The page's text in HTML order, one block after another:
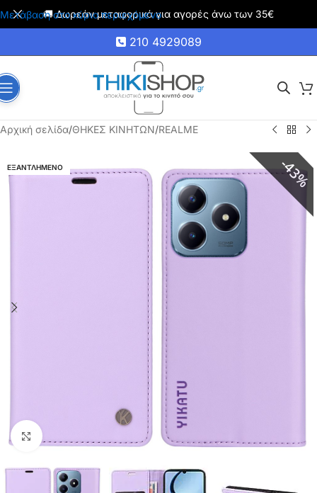
Μετάβαση στο κύριο περιεχόμενο
🚚 Δωρεάν μεταφορικά για αγορές άνω των 35€
210 4929089
Αρχική σελίδα/ΘΗΚΕΣ ΚΙΝΗΤΩΝ/REALME
ΕΞΑΝΤΛΗΜΕΝΟ 43%
Click to enlarge